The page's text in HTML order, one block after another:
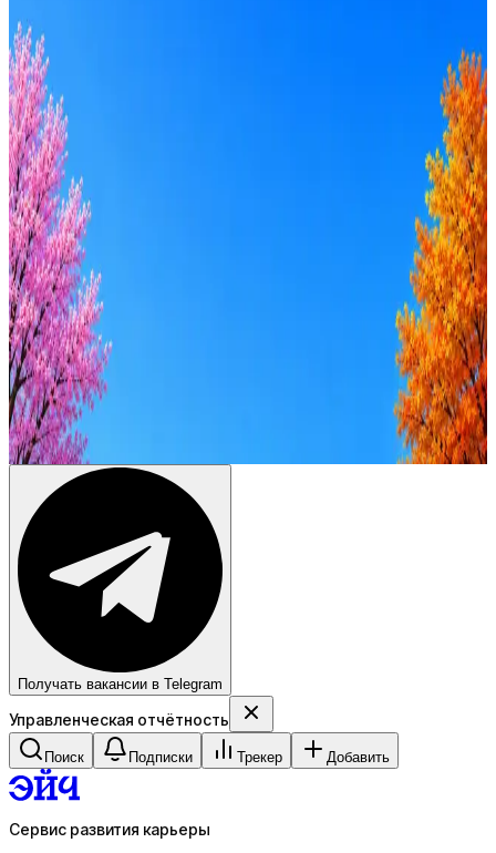
Формат
Удалённо
Грейд
Intern
Зарплата
от 50к
от 350к
Стратегия поиска с AI: рынки, позиции, вилка, каналы
Ежедневный подбор из 600+ источников
AI генерация сопроводительных писем
Получать вакансии в Telegram
Управленческая отчётность
Поиск Подписки Трекер Добавить
Сервис развития карьеры